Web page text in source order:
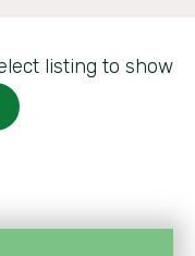
listing to show.